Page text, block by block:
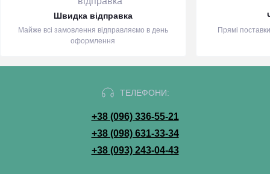
Швидка відправка
Майже всі замовлення відправляємо в день
оформлення
Прямі
ТЕЛЕФОНИ:
+38 (096) 336-55-21
+38 (098) 631-33-34
+38 (093) 243-04-43